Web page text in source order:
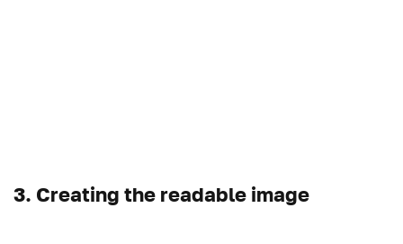
3. Creating the readable image